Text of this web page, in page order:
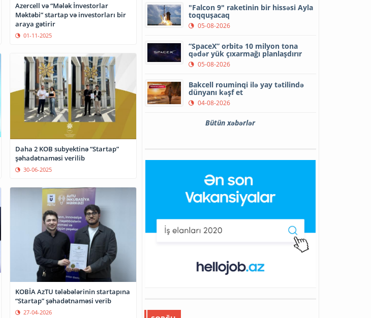
Azercell və “Mələk İnvestorlar
Məktəbi” startap və investorları bir
araya gətirir
01-11-2025
Daha 2 KOB subyektinə “Startap”
şəhadətnaməsi verilib
30-06-2025
KOBİA AzTU tələbələrinin startapına
“Startap” şəhadətnaməsi verib
27-04-2026
"Falcon 9" raketinin bir hissəsi Ayla
toqquşacaq
05-08-2026
“SpaceX” orbitə 10 milyon tona
qədər yük çıxarmağı planlaşdırır
05-08-2026
Bakcell rouminqi ilə yay tətilində
dünyanı kəşf et
04-08-2026
Bütün xəbərlər